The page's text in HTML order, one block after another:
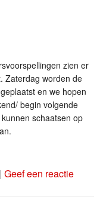
zien er
Zaterdag worden de
en we hopen
begin volgende
schaatsen op
| Geef een reactie